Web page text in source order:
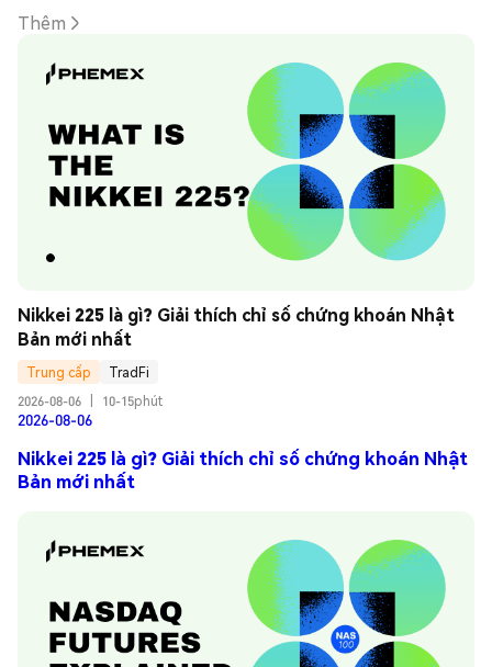
Thêm
Nikkei 225 là gì? Giải thích chỉ số chứng khoán Nhật
Bản mới nhất
Trung cấp
TradFi
2026-08-06
10-15phút
2026-08-06
Nikkei 225 là gì? Giải thích chỉ số chứng khoán Nhật
Bản mới nhất